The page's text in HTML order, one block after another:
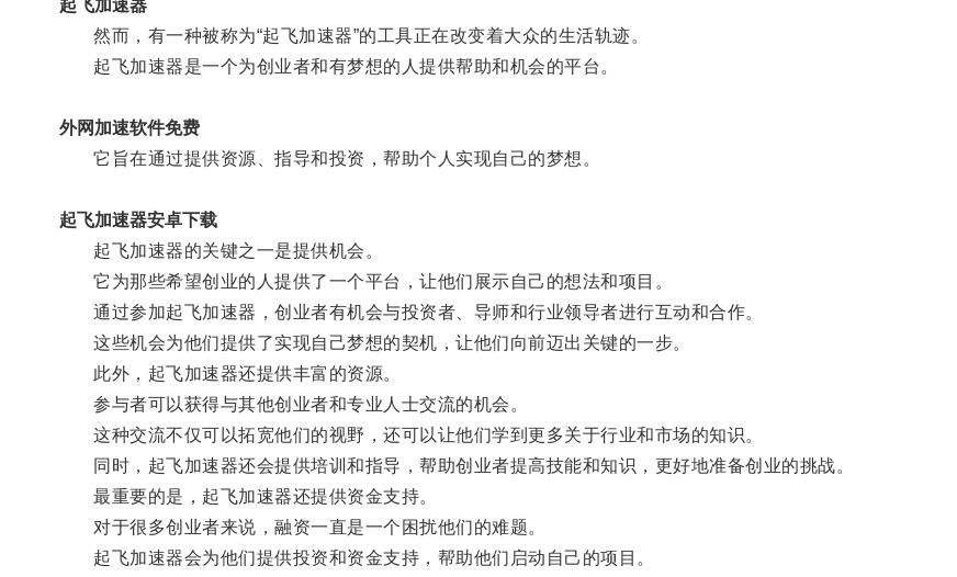
起飞加速器
然而，有一种被称为“起飞加速器”的工具正在改变着大众的生活轨迹。
起飞加速器是一个为创业者和有梦想的人提供帮助和机会的平台。
外网加速软件免费
它旨在通过提供资源、指导和投资，帮助个人实现自己的梦想。
起飞加速器安卓下载
起飞加速器的关键之一是提供机会。
它为那些希望创业的人提供了一个平台，让他们展示自己的想法和项目。
通过参加起飞加速器，创业者有机会与投资者、导师和行业领导者进行互动和合作。
这些机会为他们提供了实现自己梦想的契机，让他们向前迈出关键的一步。
此外，起飞加速器还提供丰富的资源。
参与者可以获得与其他创业者和专业人士交流的机会。
这种交流不仅可以拓宽他们的视野，还可以让他们学到更多关于行业和市场的知识。
同时，起飞加速器还会提供培训和指导，帮助创业者提高技能和知识，更好地准备创业的挑战。
最重要的是，起飞加速器还提供资金支持。
对于很多创业者来说，融资一直是一个困扰他们的难题。
起飞加速器会为他们提供投资和资金支持，帮助他们启动自己的项目。